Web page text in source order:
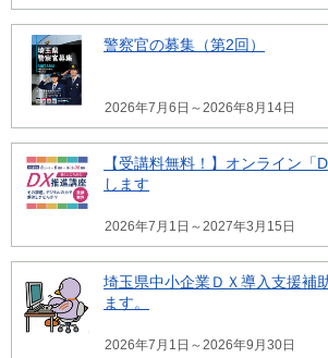
警察官の募集（第2回）
2026年7月6日～2026年8月14日
【受講料無料！】オンライン「
します
2026年7月1日～2027年3月15日
埼玉県中小企業ＤＸ導入支援補
ます。
2026年7月1日～2026年9月30日